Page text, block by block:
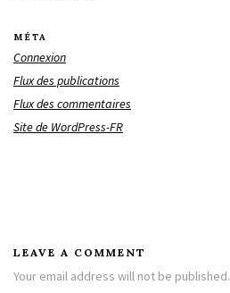
MÉTA
Connexion
Flux des publications
Flux des commentaires
Site de WordPress-FR
LEAVE A COMMENT
Your email address will not be published.